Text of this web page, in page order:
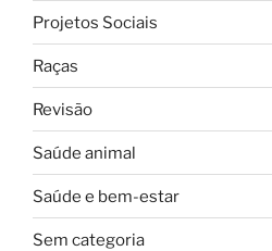
Projetos Sociais
Raças
Revisão
Saúde animal
Saúde e bem-estar
Sem categoria